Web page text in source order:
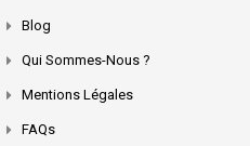
Blog
Qui Sommes-Nous ?
Mentions Légales
FAQs